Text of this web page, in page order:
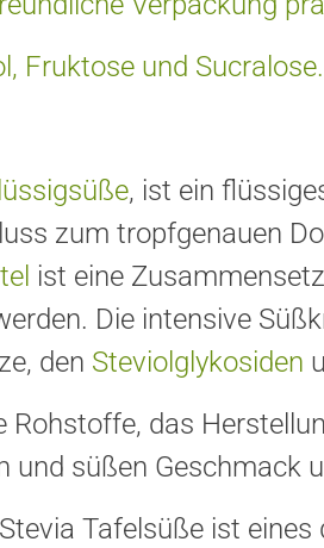
Fruktose und Sucralose.
, ist ein
zum tropfgenauen
ist eine
Die intensive
den Steviolglykosiden
Rohstoffe, das
und süßen Geschmack
Tafelsüße ist